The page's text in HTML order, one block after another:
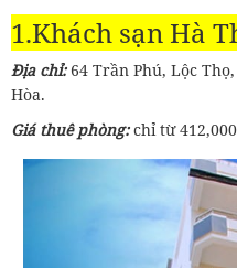
1.Khách sạn Hà
Địa chỉ:64 Trần Phú, Lộc
Hòa.
Giá thuê phòng:chỉ từ